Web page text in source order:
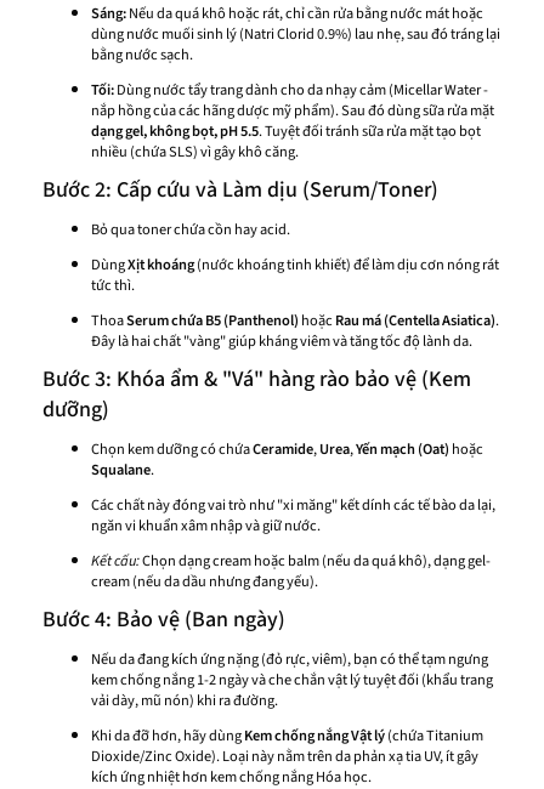
Sáng:Nếu da quá khô hoặc rát, chỉ cần rửa bằng nước mát hoặc
dùng nước muối sinh lý (Natri Clorid 0.9%) lau nhẹ, sau đó tráng lại
bằng nước sạch.
Tối:Dùng nước tẩy trang dành cho da nhạy cảm (Micellar Water -
nắp hồng của các hãng dược mỹ phẩm). Sau đó dùng sữa rửa mặt
dạng gel, không bọt, pH 5.5. Tuyệt đối tránh sữa rửa mặt tạo bọt
nhiều (chứa SLS) vì gây khô căng.
Bước 2: Cấp cứu và Làm dịu (Serum/Toner)
Bỏ qua toner chứa cồn hay acid.
DùngXịt khoáng(nước khoáng tinh khiết) để làm dịu cơn nóng rát
tức thì.
ThoaSerum chứa B5 (Panthenol) hoặcRau má (Centella Asiatica).
Đây là hai chất "vàng" giúp kháng viêm và tăng tốc độ lành da.
Bước 3: Khóa ẩm & "Vá" hàng rào bảo vệ (Kem
dưỡng)
Chọn kem dưỡng có chứaCeramide,Urea,Yến mạch (Oat) hoặc
Squalane.
Các chất này đóng vai trò như "xi măng" kết dính các tế bào da lại,
ngăn vi khuẩn xâm nhập và giữ nước.
Kết cấu:Chọn dạng cream hoặc balm (nếu da quá khô), dạng gel-
cream (nếu da dầu nhưng đang yếu).
Bước 4: Bảo vệ (Ban ngày)
Nếu da đang kích ứng nặng (đỏ rực, viêm), bạn có thể tạm ngưng
kem chống nắng 1-2 ngày và che chắn vật lý tuyệt đối (khẩu trang
vải dày, mũ nón) khi ra đường.
Khi da đỡ hơn, hãy dùngKem chống nắng Vật lý(chứa Titanium
Dioxide/Zinc Oxide). Loại này nằm trên da phản xạ tia UV, ít gây
kích ứng nhiệt hơn kem chống nắng Hóa học.